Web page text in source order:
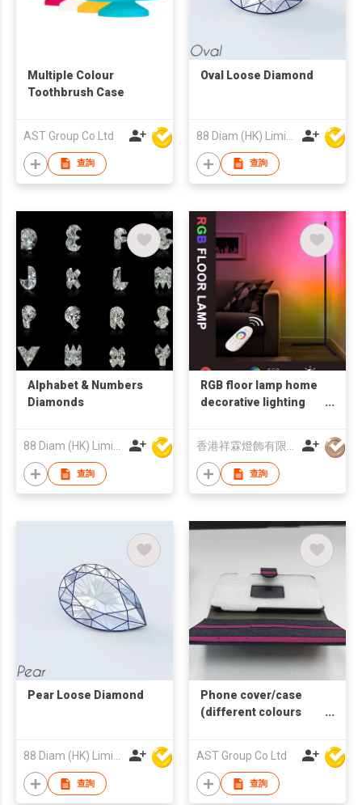
Multiple Colour
Toothbrush Case
AST Group Co Ltd
查詢
Oval Loose Diamond
查詢
Alphabet & Numbers
Diamonds
查詢
RGB floor lamp home
decorative lighting
查詢
Pear Loose Diamond
88 Diam (HK) Limited
查詢
Phone cover/case
(different colours
AST Group Co Ltd
查詢